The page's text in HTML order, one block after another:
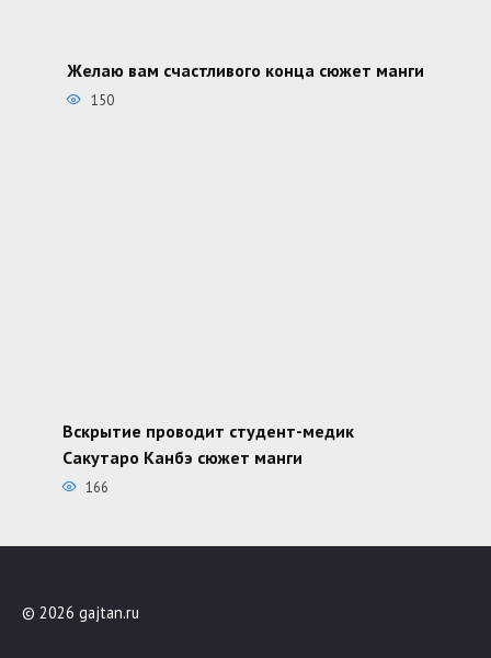
Желаю вам счастливого конца сюжет манги
150
Вскрытие проводит студент-медик
Сакутаро Канбэ сюжет манги
166
© 2026 gajtan.ru